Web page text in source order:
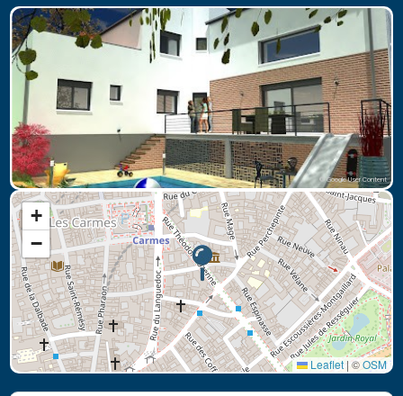
© Google User Content
+
−
Leaflet | ©OSM